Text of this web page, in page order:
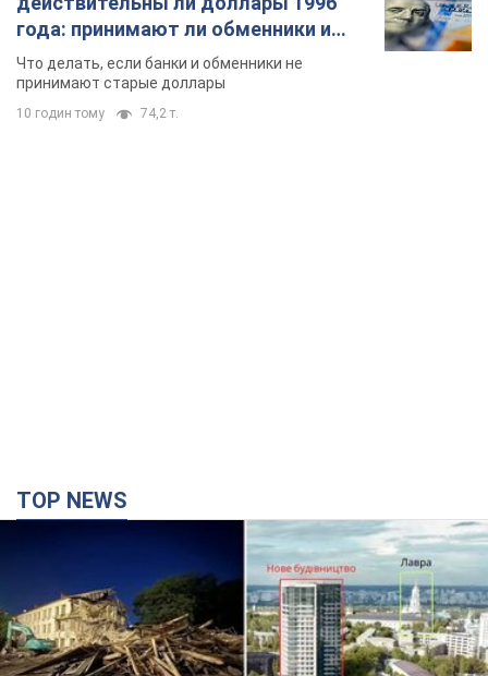
"монстром"? Почему киевские власти
отказались остановить строительство
небоскреба "московского верующего"
Какая реакция Кличко на петицию по отмене строительства
41 хвилину тому 2,8 т.
Российская армия совершила массированную